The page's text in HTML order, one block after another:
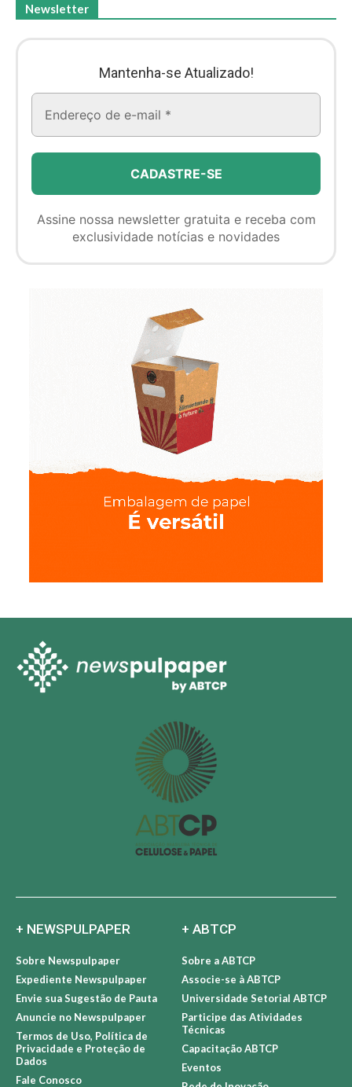
Newsletter
Mantenha-se Atualizado!
Assine nossa newsletter gratuita e receba com
exclusividade notícias e novidades
+ NEWSPULPAPER
Sobre Newspulpaper
Expediente Newspulpaper
Envie sua Sugestão de Pauta
Anuncie no Newspulpaper
Termos de Uso, Política de
Privacidade e Proteção de
Dados
Fale Conosco
+ ABTCP
Sobre a ABTCP
Associe-se à ABTCP
Universidade Setorial ABTCP
Participe das Atividades
Técnicas
Capacitação ABTCP
Eventos